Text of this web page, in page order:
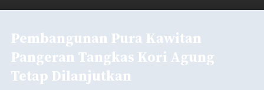
Pembangunan Pura Kawitan
Pangeran Tangkas Kori Agung
Tetap Dilanjutkan